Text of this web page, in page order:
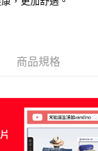
停止該用戶之使用額度
商品規格